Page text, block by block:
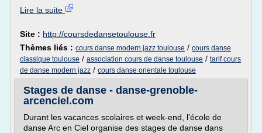
Lire la suite
Site : http://coursdedansetoulouse.fr
Thèmes liés : cours danse modern jazz toulouse / cours danse
classique toulouse / association cours de danse toulouse / tarif cours
de danse modern jazz / cours danse orientale toulouse
Stages de danse - danse-grenoble-
arcenciel.com
Durant les vacances scolaires et week-end, l'école de
danse Arc en Ciel organise des stages de danse dans